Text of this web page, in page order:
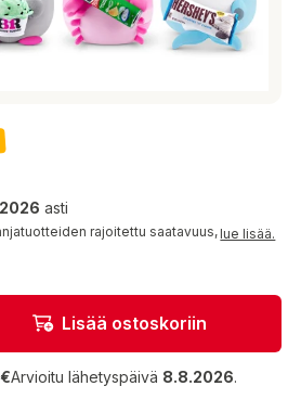
asti
rajoitettu saatavuus,lue lisää.
Lisää ostoskoriin
Arvioitu lähetyspäivä 8.8.2026.